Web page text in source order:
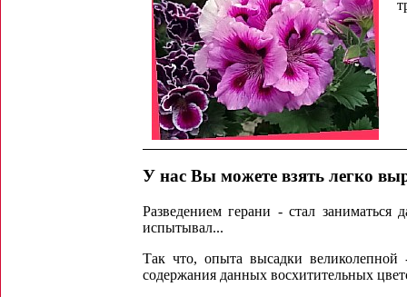
У нас Вы можете взять легко
Разведением герани - стал
испытывал...
Так что, опыта высадки
содержания данных восхитительных